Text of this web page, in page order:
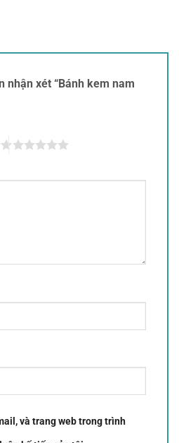
nhận xét “Bánh kem nam
và trang web trong trình